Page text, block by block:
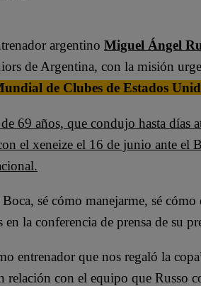
argentino Miguel Ángel
de Argentina, con la misión
de Clubes de Estados
69 años, que condujo hasta días
el xeneize el 16 de junio ante el
sé cómo manejarme, sé
en la conferencia de prensa de su
entrenador que nos regaló la
relación con el equipo que Russo